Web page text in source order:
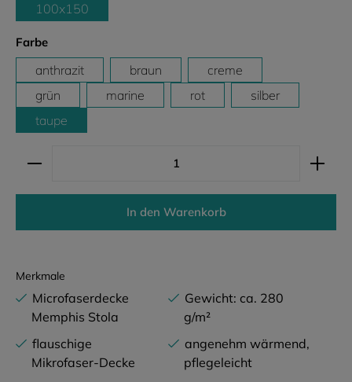
100x150
Farbeauswählen
anthrazit braun
creme
grün
marine rot
silber
taupe
Produkt Anzahl: Gib den gewünschten Wert ein
In den Warenkorb
Merkmale
Microfaserdecke
Memphis Stola
Gewicht: ca. 280
g/m²
flauschige
Mikrofaser-Decke
angenehm wärmend,
pflegeleicht